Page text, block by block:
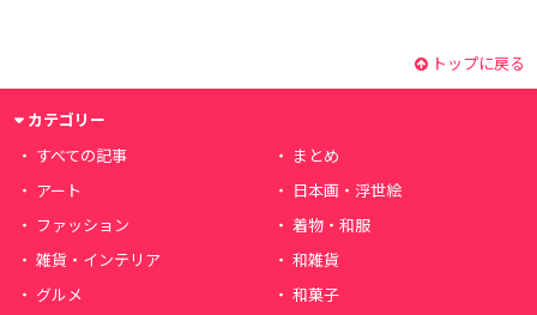
トップに戻る
カテゴリー
すべての記事
まとめ
アート
日本画・浮世絵
ファッション
着物・和服
雑貨・インテリア
和雑貨
グルメ
和菓子